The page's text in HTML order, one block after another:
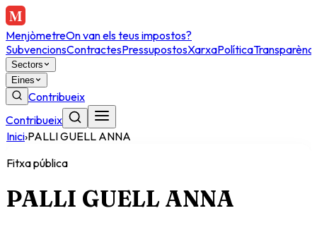
MenjòmetreOn van els teus impostos?
SubvencionsContractesPressupostosXarxaPolítica
Sectors
Eines
Contribueix
Contribueix
Inici›PALLI GUELL ANNA
Fitxa pública
PALLI GUELL ANNA